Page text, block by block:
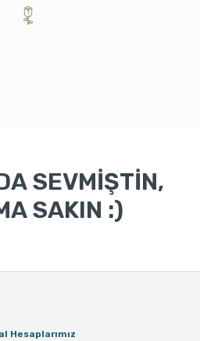
SEVMİŞTİN,
SAKIN :)
Hesaplarımız